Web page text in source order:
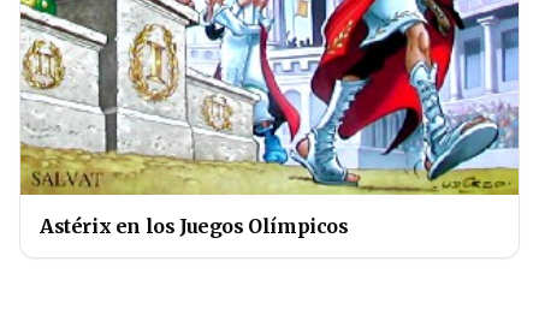
Astérix en los Juegos Olímpicos